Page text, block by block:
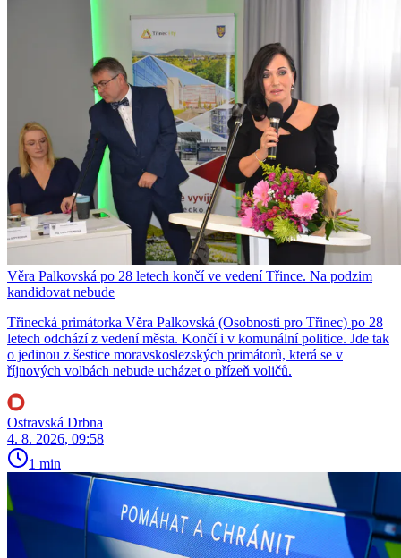
Věra Palkovská po 28 letech končí ve vedení Třince. Na podzim
kandidovat nebude
Třinecká primátorka Věra Palkovská (Osobnosti pro Třinec) po 28
letech odchází z vedení města. Končí i v komunální politice. Jde tak
o jedinou z šestice moravskoslezských primátorů, která se v
říjnových volbách nebude ucházet o přízeň voličů.
Ostravská Drbna
4. 8. 2026, 09:58
1 min